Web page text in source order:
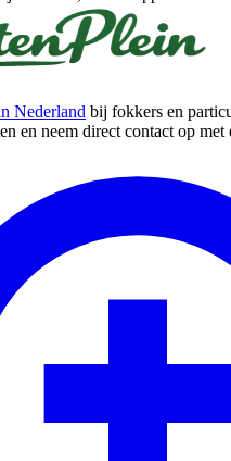
Nederland bij fokkers en
en neem direct contact op met